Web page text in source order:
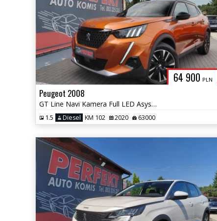
64 900 PLN
Peugeot 2008
GT Line Navi Kamera Full LED Asystent pasa
1.5 Diesel KM 102 2020 63000